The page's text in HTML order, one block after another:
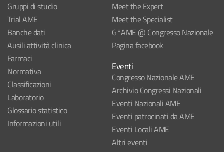
Gruppi di studio
Trial AME
Banche dati
Ausili attività clinica
Farmaci
Normativa
Classificazioni
Laboratorio
Glossario statistico
Informazioni utili
Meet the Expert
Meet the Specialist
G°AME @ Congresso Nazionale
Pagina facebook
Eventi
Congresso Nazionale AME
Archivio Congressi Nazionali
Eventi Nazionali AME
Eventi patrocinati da AME
Eventi Locali AME
Altri eventi